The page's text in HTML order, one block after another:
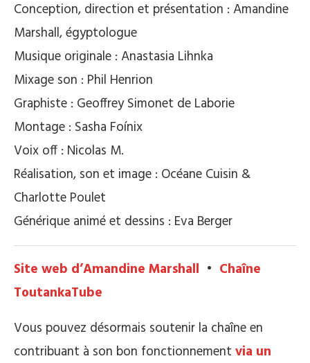
Conception, direction et présentation : Amandine
Marshall, égyptologue
Musique originale : Anastasia Lihnka
Mixage son : Phil Henrion
Graphiste : Geoffrey Simonet de Laborie
Montage : Sasha Foínix
Voix off : Nicolas M.
Réalisation, son et image : Océane Cuisin &
Charlotte Poulet
Générique animé et dessins : Eva Berger
Site web d’Amandine Marshall • Chaîne
ToutankaTube
Vous pouvez désormais soutenir la chaîne en
contribuant à son bon fonctionnement via un